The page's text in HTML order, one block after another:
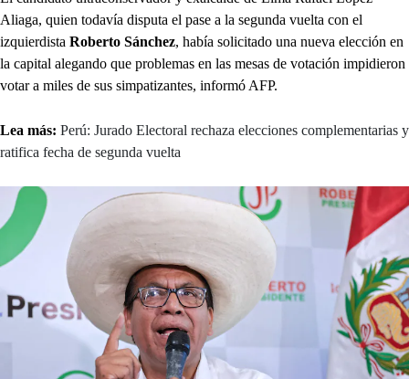
Aliaga, quien todavía disputa el pase a la segunda vuelta con el
izquierdista Roberto Sánchez, había solicitado una nueva elección en
la capital alegando que problemas en las mesas de votación impidieron
votar a miles de sus simpatizantes, informó AFP.
Lea más: Perú: Jurado Electoral rechaza elecciones complementarias y
ratifica fecha de segunda vuelta